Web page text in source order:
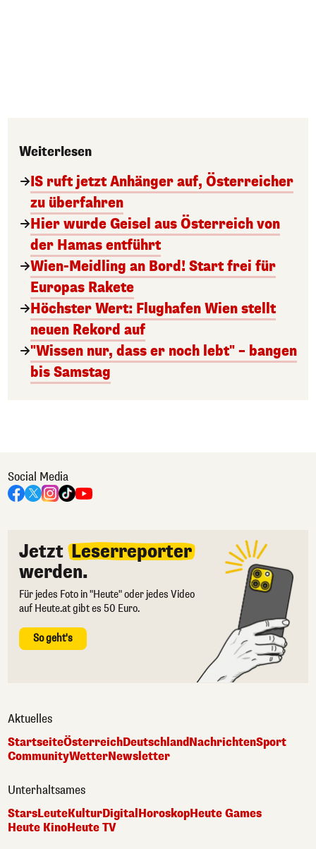
Weiterlesen
IS ruft jetzt Anhänger auf, Österreicher
zu überfahren
Hier wurde Geisel aus Österreich von
der Hamas entführt
Wien-Meidling an Bord! Start frei für
Europas Rakete
Höchster Wert: Flughafen Wien stellt
neuen Rekord auf
"Wissen nur, dass er noch lebt" – bangen
bis Samstag
Social Media
Jetzt Leserreporter
werden.
Für jedes Foto in "Heute" oder jedes Video
auf Heute.at gibt es 50 Euro.
So geht's
Aktuelles
StartseiteÖsterreichDeutschlandNachrichtenSport
CommunityWetterNewsletter
Unterhaltsames
StarsLeuteKulturDigital HoroskopHeute Games
Heute KinoHeute TV